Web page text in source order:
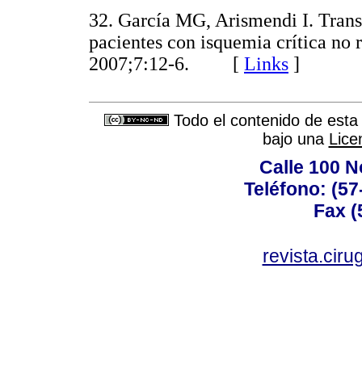
32. García MG, Arismendi I.
pacientes con isquemia crítica no
2007;7:12-6. [ Links ]
Todo el contenido de
bajo una
Calle 100
Teléfono:
Fax